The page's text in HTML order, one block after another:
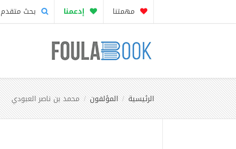
مهمتنا إدعمنا بحث متقدم
الرئيسية المؤلفون محمد بن ناصر العبودي